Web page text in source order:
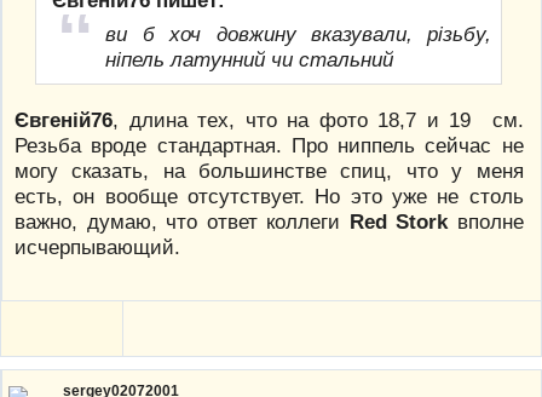
ви б хоч довжину вказували, різьбу,
ніпель латунний чи стальний
Євгеній76, длина тех, что на фото 18,7 и 19 см.
Резьба вроде стандартная. Про ниппель сейчас не
могу сказать, на большинстве спиц, что у меня
есть, он вообще отсутствует. Но это уже не столь
важно, думаю, что ответ коллеги Red Storkвполне
исчерпывающий.
sergey02072001